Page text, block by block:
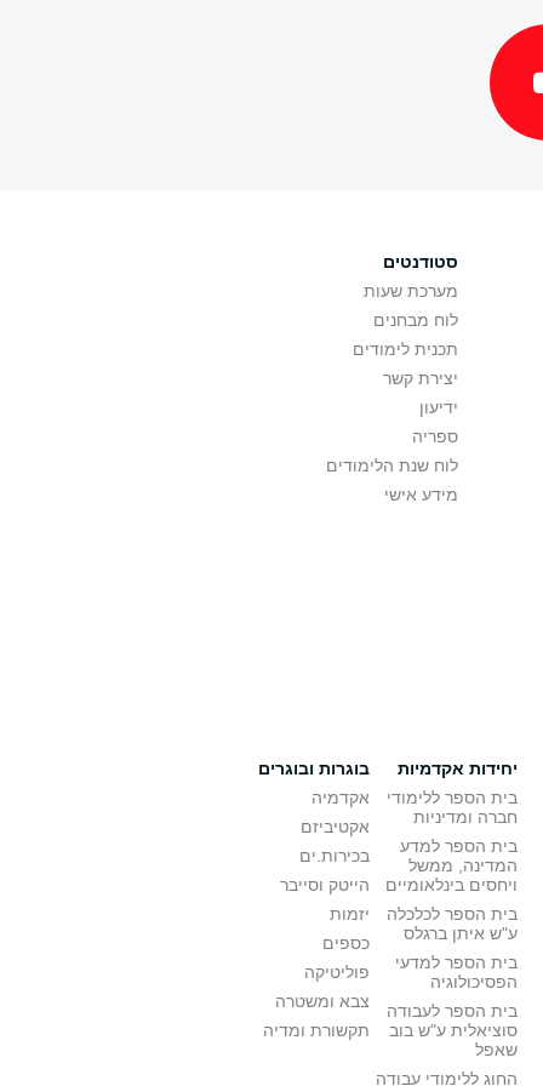
סטודנטים
מערכת שעות
לוח מבחנים
תכנית לימודים
יצירת קשר
ידיעון
ספריה
לוח שנת הלימודים
מידע אישי
יחידות אקדמיות
בית הספר ללימודי
חברה ומדיניות
בית הספר למדע
המדינה, ממשל
ויחסים בינלאומיים
בית הספר לכלכלה
ע"ש איתן ברגלס
בית הספר למדעי
הפסיכולוגיה
בית הספר לעבודה
סוציאלית ע"ש בוב
שאפל
החוג ללימודי עבודה
בוגרות ובוגרים
אקדמיה
אקטיביזם
בכירות.ים
הייטק וסייבר
יזמות
כספים
פוליטיקה
צבא ומשטרה
תקשורת ומדיה